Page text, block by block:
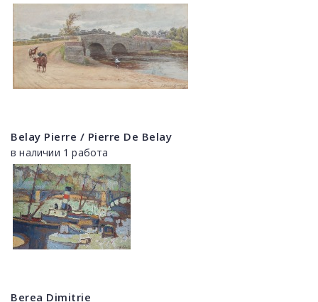
Belay Pierre / Pierre De Belay
в наличии 1 работа
Berea Dimitrie